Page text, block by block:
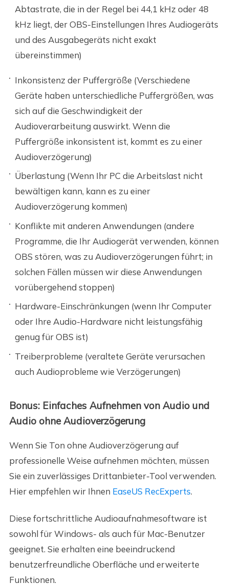
Abtastrate, die in der Regel bei 44,1 kHz oder 48
kHz liegt, der OBS-Einstellungen Ihres Audiogeräts
und des Ausgabegeräts nicht exakt
übereinstimmen)
Inkonsistenz der Puffergröße (Verschiedene
Geräte haben unterschiedliche Puffergrößen, was
sich auf die Geschwindigkeit der
Audioverarbeitung auswirkt. Wenn die
Puffergröße inkonsistent ist, kommt es zu einer
Audioverzögerung)
Überlastung (Wenn Ihr PC die Arbeitslast nicht
bewältigen kann, kann es zu einer
Audioverzögerung kommen)
Konflikte mit anderen Anwendungen (andere
Programme, die Ihr Audiogerät verwenden, können
OBS stören, was zu Audioverzögerungen führt; in
solchen Fällen müssen wir diese Anwendungen
vorübergehend stoppen)
Hardware-Einschränkungen (wenn Ihr Computer
oder Ihre Audio-Hardware nicht leistungsfähig
genug für OBS ist)
Treiberprobleme (veraltete Geräte verursachen
auch Audioprobleme wie Verzögerungen)
Bonus: Einfaches Aufnehmen von Audio und
Audio ohne Audioverzögerung
Wenn Sie Ton ohne Audioverzögerung auf
professionelle Weise aufnehmen möchten, müssen
Sie ein zuverlässiges Drittanbieter-Tool verwenden.
Hier empfehlen wir Ihnen EaseUS RecExperts.
Diese fortschrittliche Audioaufnahmesoftware ist
sowohl für Windows- als auch für Mac-Benutzer
geeignet. Sie erhalten eine beeindruckend
benutzerfreundliche Oberfläche und erweiterte
Funktionen.